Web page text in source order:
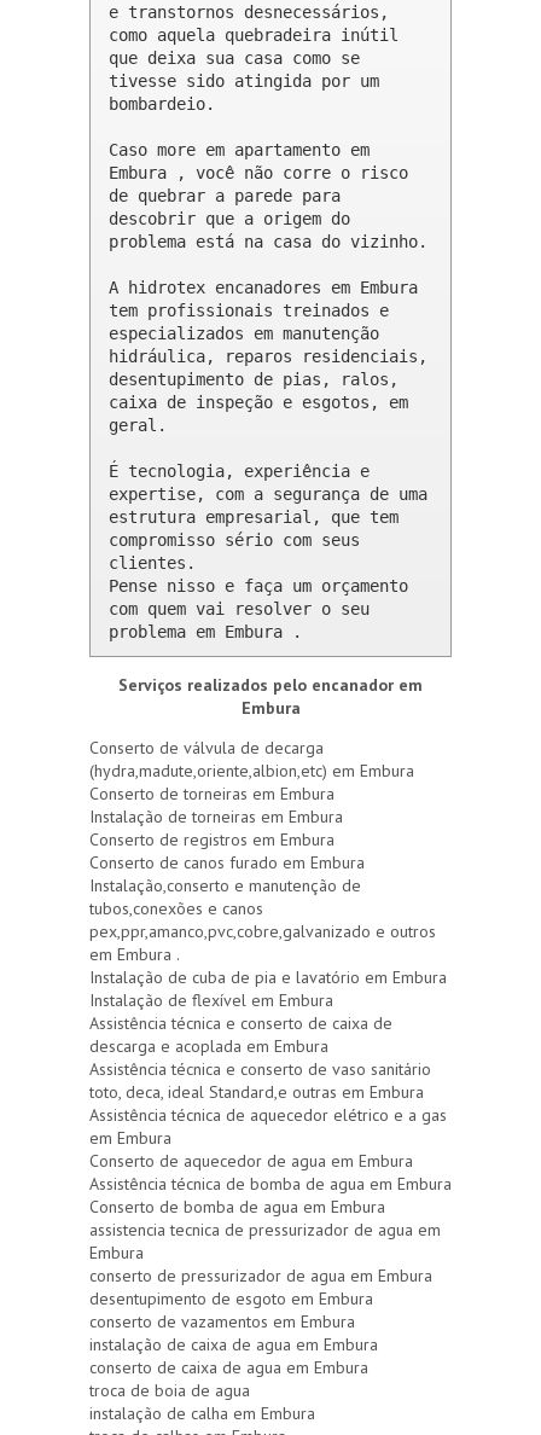
e transtornos desnecessários,
como aquela quebradeira inútil
que deixa sua casa como se
tivesse sido atingida por um
bombardeio.
Caso more em apartamento em
Embura , você não corre o risco
de quebrar a parede para
descobrir que a origem do
problema está na casa do vizinho.
A hidrotex encanadores em Embura
tem profissionais treinados e
especializados em manutenção
hidráulica, reparos residenciais,
desentupimento de pias, ralos,
caixa de inspeção e esgotos, em
geral.
É tecnologia, experiência e
expertise, com a segurança de uma
estrutura empresarial, que tem
compromisso sério com seus
clientes.
Pense nisso e faça um orçamento
com quem vai resolver o seu
problema em Embura .
Serviços realizados pelo encanador em
Embura
Conserto de válvula de decarga
(hydra,madute,oriente,albion,etc) em Embura
Conserto de torneiras em Embura
Instalação de torneiras em Embura
Conserto de registros em Embura
Conserto de canos furado em Embura
Instalação,conserto e manutenção de
tubos,conexões e canos
pex,ppr,amanco,pvc,cobre,galvanizado e outros
em Embura .
Instalação de cuba de pia e lavatório em Embura
Instalação de flexível em Embura
Assistência técnica e conserto de caixa de
descarga e acoplada em Embura
Assistência técnica e conserto de vaso sanitário
toto, deca, ideal Standard,e outras em Embura
Assistência técnica de aquecedor elétrico e a gas
em Embura
Conserto de aquecedor de agua em Embura
Assistência técnica de bomba de agua em Embura
Conserto de bomba de agua em Embura
assistencia tecnica de pressurizador de agua em
Embura
conserto de pressurizador de agua em Embura
desentupimento de esgoto em Embura
conserto de vazamentos em Embura
instalação de caixa de agua em Embura
conserto de caixa de agua em Embura
troca de boia de agua
instalação de calha em Embura